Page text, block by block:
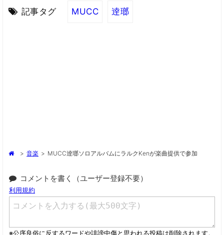
記事タグ MUCC 逹瑯
> 音楽 > MUCC逹瑯ソロアルバムにラルクKenが楽曲提供で参加
コメントを書く（ユーザー登録不要）